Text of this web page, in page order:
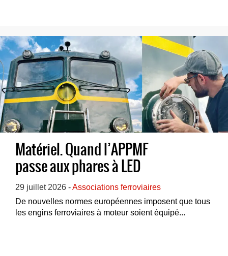
Matériel. Quand l’APPMF
passe aux phares à LED
29 juillet 2026 -Associations ferroviaires
De nouvelles normes européennes imposent que tous
les engins ferroviaires à moteur soient équipé...